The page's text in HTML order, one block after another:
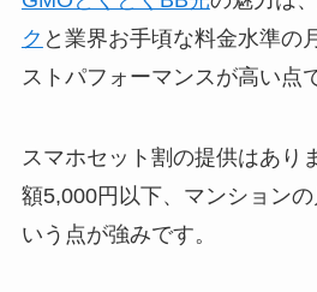
ク と業界お手頃な料金水準の
ストパフォーマンスが高い点
スマホセット割の提供はあり
額5,000円以下、マンション
いう点が強みです。